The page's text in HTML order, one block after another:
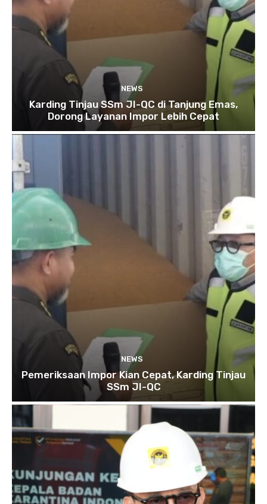
NEWS
Karding Tinjau SSm JI-QC di Tanjung Emas,
Dorong Layanan Impor Lebih Cepat
NEWS
Pemeriksaan Impor Kian Cepat, Karding Tinjau
SSm JI-QC